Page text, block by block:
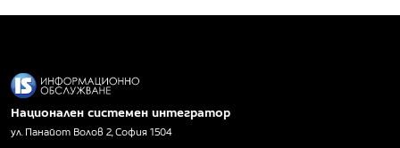
Национален системен интегратор
ул. Панайот Волов 2, София 1504